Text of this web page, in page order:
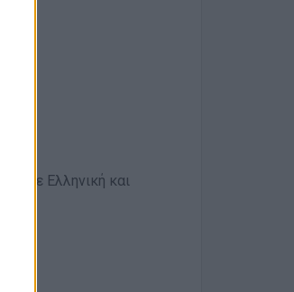
σε Ελληνική και